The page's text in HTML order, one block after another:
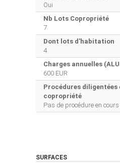
Oui
Nb Lots Copropriété
7
Dont lots d'habitation
4
Charges annuelles
600 EUR
Procédures
copropriété
Pas de procédure en cours
SURFACES